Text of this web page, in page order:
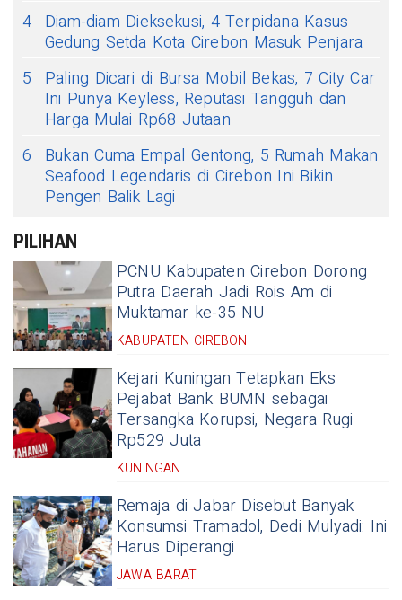
4 Diam-diam Dieksekusi, 4 Terpidana Kasus
Gedung Setda Kota Cirebon Masuk Penjara
5
Paling Dicari di Bursa Mobil Bekas, 7 City Car
Ini Punya Keyless, Reputasi Tangguh dan
Harga Mulai Rp68 Jutaan
6
Bukan Cuma Empal Gentong, 5 Rumah Makan
Seafood Legendaris di Cirebon Ini Bikin
Pengen Balik Lagi
PILIHAN
PCNU Kabupaten Cirebon Dorong
Putra Daerah Jadi Rois Am di
Muktamar ke-35 NU
KABUPATEN CIREBON
Kejari Kuningan Tetapkan Eks
Pejabat Bank BUMN sebagai
Tersangka Korupsi, Negara Rugi
Rp529 Juta
KUNINGAN
Remaja di Jabar Disebut Banyak
Konsumsi Tramadol, Dedi Mulyadi: Ini
Harus Diperangi
JAWA BARAT